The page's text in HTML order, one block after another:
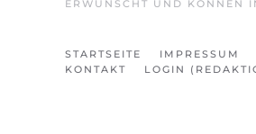
ERWÜNSCHT UND KÖNNEN
STARTSEITE IMPRESSUM
KONTAKT
LOGIN